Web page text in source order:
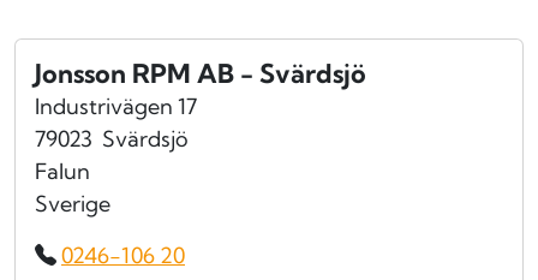
Jonsson RPM AB - Svärdsjö
Industrivägen 17
79023 Svärdsjö
Falun
Sverige
0246-106 20